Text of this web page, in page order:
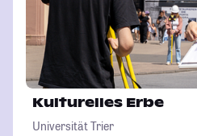
Kulturelles Erbe
Universität Trier